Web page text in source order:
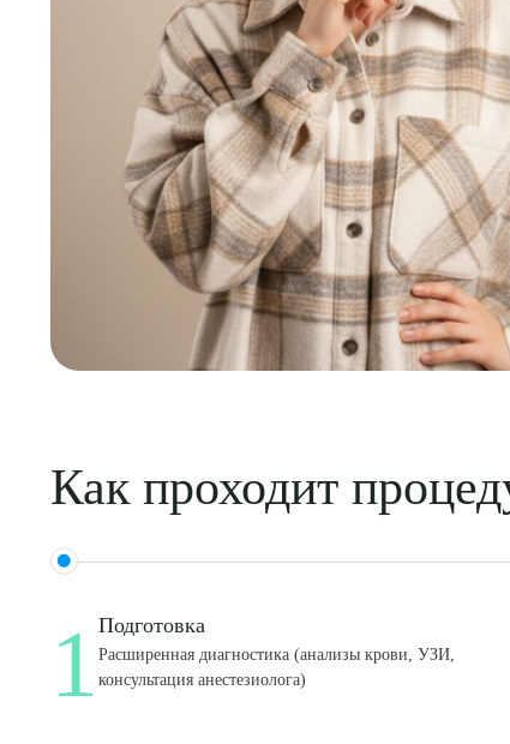
Как проходит
1 Подготовка
Расширенная диагностика (анализы крови, УЗИ,
консультация анестезиолога)